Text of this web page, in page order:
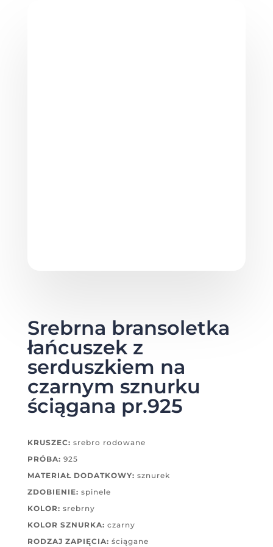
Srebrna bransoletka
łańcuszek z
serduszkiem na
czarnym sznurku
ściągana pr.925
KRUSZEC: srebro rodowane
PRÓBA: 925
MATERIAŁ DODATKOWY: sznurek
ZDOBIENIE: spinele
KOLOR: srebrny
KOLOR SZNURKA: czarny
RODZAJ ZAPIĘCIA: ściągane